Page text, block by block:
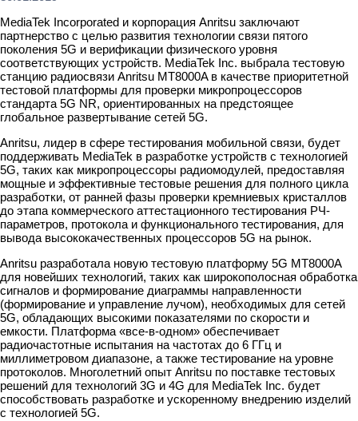
MediaTek Incorporated и корпорация Anritsu заключают
партнерство с целью развития технологии связи пятого
поколения 5G и верификации физического уровня
соответствующих устройств. MediaTek Inc. выбрала тестовую
станцию радиосвязи Anritsu MT8000A в качестве приоритетной
тестовой платформы для проверки микропроцессоров
стандарта 5G NR, ориентированных на предстоящее
глобальное развертывание сетей 5G.
Anritsu, лидер в сфере тестирования мобильной связи, будет
поддерживать MediaTek в разработке устройств с технологией
5G, таких как микропроцессоры радиомодулей, предоставляя
мощные и эффективные тестовые решения для полного цикла
разработки, от ранней фазы проверки кремниевых кристаллов
до этапа коммерческого аттестационного тестирования РЧ-
параметров, протокола и функционального тестирования, для
вывода высококачественных процессоров 5G на рынок.
Anritsu разработала новую тестовую платформу 5G MT8000A
для новейших технологий, таких как широкополосная обработка
сигналов и формирование диаграммы направленности
(формирование и управление лучом), необходимых для сетей
5G, обладающих высокими показателями по скорости и
емкости. Платформа «все-в-одном» обеспечивает
радиочастотные испытания на частотах до 6 ГГц и
миллиметровом диапазоне, а также тестирование на уровне
протоколов. Многолетний опыт Anritsu по поставке тестовых
решений для технологий 3G и 4G для MediaTek Inc. будет
способствовать разработке и ускоренному внедрению изделий
с технологией 5G.